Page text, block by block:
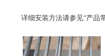
详细安装方法请参见“产品